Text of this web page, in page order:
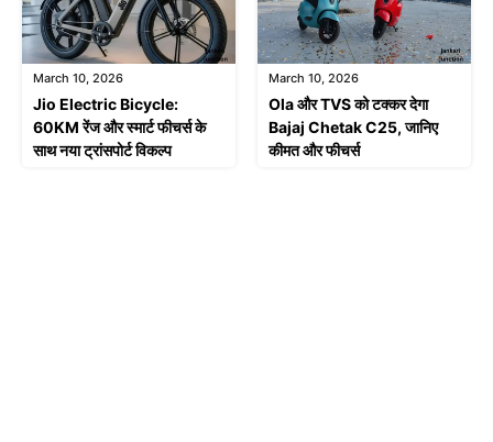
March 10, 2026
Jio Electric Bicycle:
60KM रेंज और स्मार्ट फीचर्स के
साथ नया ट्रांसपोर्ट विकल्प
March 10, 2026
Ola और TVS को टक्कर देगा
Bajaj Chetak C25, जानिए
कीमत और फीचर्स